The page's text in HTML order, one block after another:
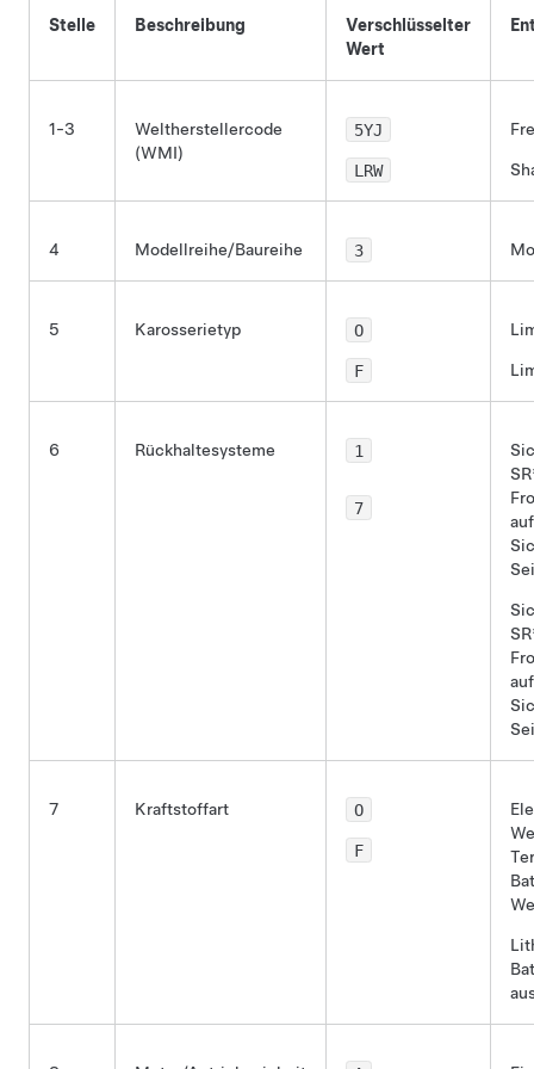
Stelle Beschreibung
Verschlüsselter
Wert
1-3
Weltherstellercode
(WMI)
5YJ
LRW
4 Modellreihe/Baureihe 3
5 Karosserietyp O
F
6 Rückhaltesysteme 1
7
7 Kraftstoffart O
F